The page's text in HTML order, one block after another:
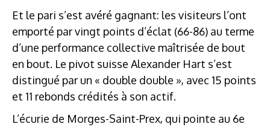
Et le pari s’est avéré gagnant: les visiteurs l’ont
emporté par vingt points d’éclat (66-86) au terme
d’une performance collective maîtrisée de bout
en bout. Le pivot suisse Alexander Hart s’est
distingué par un « double double », avec 15 points
et 11 rebonds crédités à son actif.
L’écurie de Morges-Saint-Prex, qui pointe au 6e